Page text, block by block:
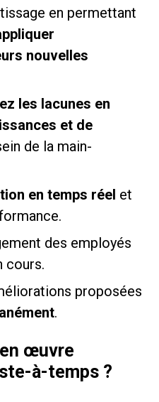
en permettant
nouvelles
les lacunes en
et de
de la main-
en temps réel et
des employés
cours.
proposées
.
œuvre
à-temps ?